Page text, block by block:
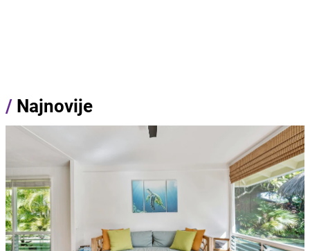
/ Najnovije